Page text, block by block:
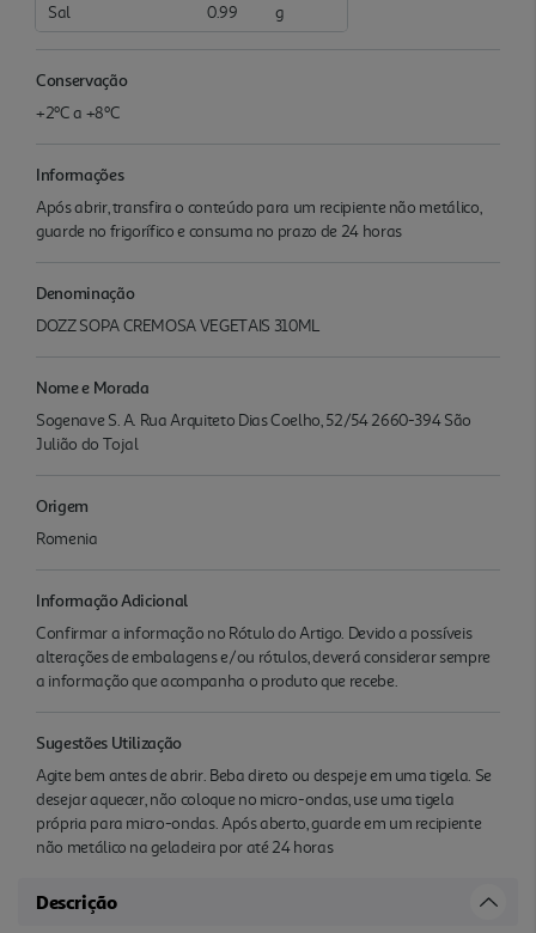
Sal
0.99 g
Conservação
+2ºC a +8ºC
Informações
Após abrir, transfira o conteúdo para um recipiente não metálico,
guarde no frigorífico e consuma no prazo de 24 horas
Denominação
DOZZ SOPA CREMOSA VEGETAIS 310ML
Nome e Morada
Sogenave S. A. Rua Arquiteto Dias Coelho, 52/54 2660-394 São
Julião do Tojal
Origem
Romenia
Informação Adicional
Confirmar a informação no Rótulo do Artigo. Devido a possíveis
alterações de embalagens e/ou rótulos, deverá considerar sempre
a informação que acompanha o produto que recebe.
Sugestões Utilização
Agite bem antes de abrir. Beba direto ou despeje em uma tigela. Se
desejar aquecer, não coloque no micro-ondas, use uma tigela
própria para micro-ondas. Após aberto, guarde em um recipiente
não metálico na geladeira por até 24 horas
Descrição